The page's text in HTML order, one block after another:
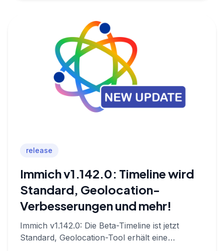
release
Immich v1.142.0: Timeline wird
Standard, Geolocation-
Verbesserungen und mehr!
Immich v1.142.0: Die Beta-Timeline ist jetzt
Standard, Geolocation-Tool erhält eine